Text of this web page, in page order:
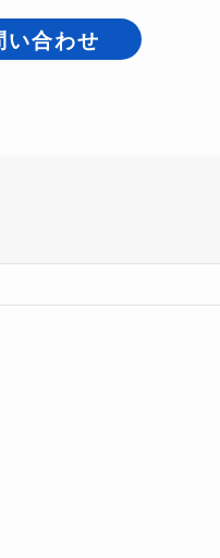
い合わせ